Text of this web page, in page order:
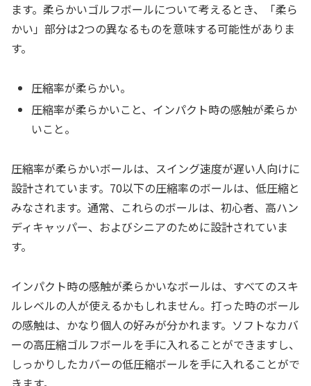
ます。柔らかいゴルフボールについて考えるとき、「柔ら
かい」部分は2つの異なるものを意味する可能性がありま
す。
圧縮率が柔らかい。
圧縮率が柔らかいこと、インパクト時の感触が柔らか
いこと。
圧縮率が柔らかいボールは、スイング速度が遅い人向けに
設計されています。70以下の圧縮率のボールは、低圧縮と
みなされます。通常、これらのボールは、初心者、高ハン
ディキャッパー、およびシニアのために設計されていま
す。
インパクト時の感触が柔らかいなボールは、すべてのスキ
ルレベルの人が使えるかもしれません。打った時のボール
の感触は、かなり個人の好みが分かれます。ソフトなカバ
ーの高圧縮ゴルフボールを手に入れることができますし、
しっかりしたカバーの低圧縮ボールを手に入れることがで